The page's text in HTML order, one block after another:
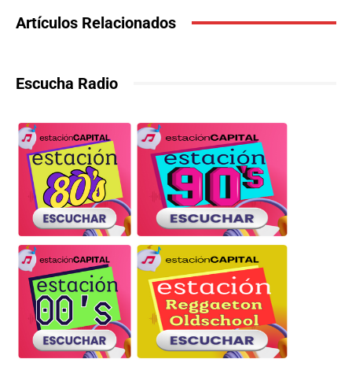
Artículos Relacionados
Escucha Radio